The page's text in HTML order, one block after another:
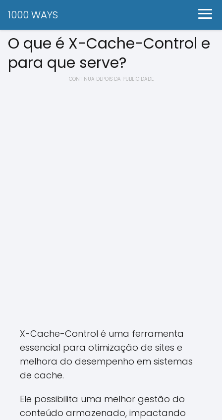
1000 WAYS
O que é X-Cache-Control e
para que serve?
CONTINUA DEPOIS DA PUBLICIDADE
X-Cache-Control é uma ferramenta
essencial para otimização de sites e
melhora do desempenho em sistemas
de cache.
Ele possibilita uma melhor gestão do
conteúdo armazenado, impactando